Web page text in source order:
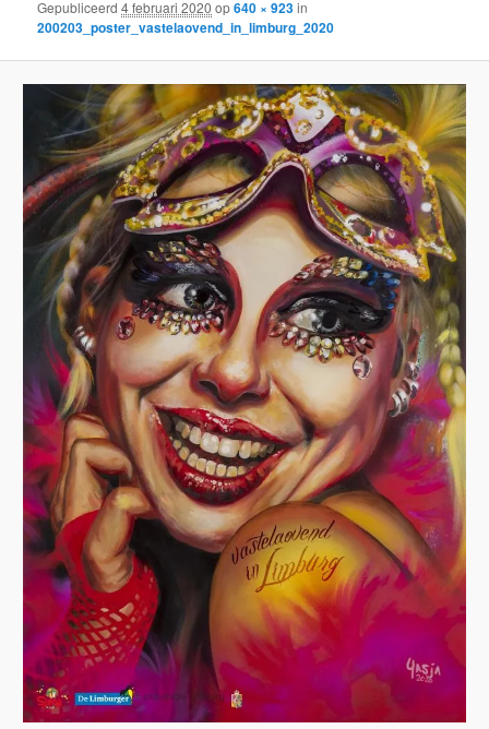
Gepubliceerd4 februari 2020 op640 × 923in
200203_poster_vastelaovend_in_limburg_2020